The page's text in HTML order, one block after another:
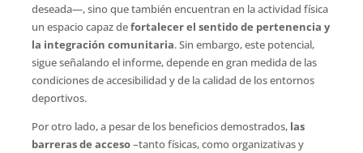
deseada—, sino que también encuentran en la actividad física
un espacio capaz defortalecer el sentido de pertenencia y
la integración comunitaria. Sin embargo, este potencial,
sigue señalando el informe, depende en gran medida de las
condiciones de accesibilidad y de la calidad de los entornos
deportivos.
Por otro lado, a pesar de los beneficios demostrados, las
barreras de acceso–tanto físicas, como organizativas y